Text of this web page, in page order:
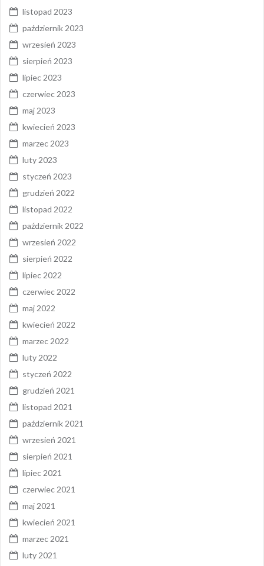
listopad 2023
październik 2023
wrzesień 2023
sierpień 2023
lipiec 2023
czerwiec 2023
maj 2023
kwiecień 2023
marzec 2023
luty 2023
styczeń 2023
grudzień 2022
listopad 2022
październik 2022
wrzesień 2022
sierpień 2022
lipiec 2022
czerwiec 2022
maj 2022
kwiecień 2022
marzec 2022
luty 2022
styczeń 2022
grudzień 2021
listopad 2021
październik 2021
wrzesień 2021
sierpień 2021
lipiec 2021
czerwiec 2021
maj 2021
kwiecień 2021
marzec 2021
luty 2021